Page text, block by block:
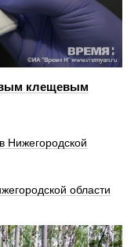
клещевым
Нижегородской
области